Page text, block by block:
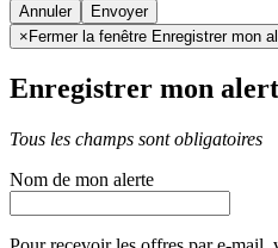
Annuler
× Fermer la fenêtre Enregistrer mon
Enregistrer mon
Tous les champs sont obligatoires
Nom de mon alerte